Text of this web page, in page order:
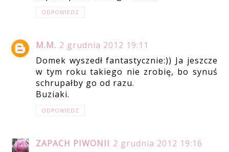
ODPOWIEDZ
M.M. 2 grudnia 2012 19:11
Domek wyszedł fantastycznie:)) Ja jeszcze
w tym roku takiego nie zrobię, bo synuś
schrupałby go od razu.
Buziaki.
ODPOWIEDZ
ZAPACH PIWONII 2 grudnia 2012 19:16